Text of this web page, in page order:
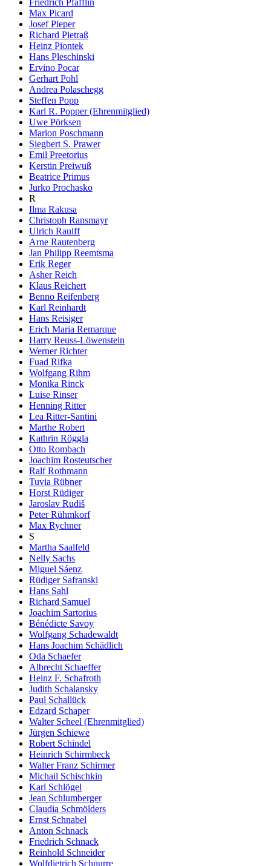
Max Picard
Josef Pieper
Richard Pietraß
Heinz Piontek
Hans Pleschinski
Ervino Pocar
Gerhart Pohl
Andrea Polaschegg
Steffen Popp
Karl R. Popper (Ehrenmitglied)
Uwe Pörksen
Marion Poschmann
Siegbert S. Prawer
Emil Preetorius
Kerstin Preiwuß
Beatrice Primus
Jurko Prochasko
R
Ilma Rakusa
Christoph Ransmayr
Ulrich Raulff
Arne Rautenberg
Jan Philipp Reemtsma
Erik Reger
Asher Reich
Klaus Reichert
Benno Reifenberg
Karl Reinhardt
Hans Reisiger
Erich Maria Remarque
Harry Reuss-Löwenstein
Werner Richter
Fuad Rifka
Wolfgang Rihm
Monika Rinck
Luise Rinser
Henning Ritter
Lea Ritter-Santini
Marthe Robert
Kathrin Röggla
Otto Rombach
Joachim Rosteutscher
Ralf Rothmann
Tuvia Rübner
Horst Rüdiger
Jaroslav Rudiš
Peter Rühmkorf
Max Rychner
S
Martha Saalfeld
Nelly Sachs
Miguel Sáenz
Rüdiger Safranski
Hans Sahl
Richard Samuel
Joachim Sartorius
Bénédicte Savoy
Wolfgang Schadewaldt
Hans Joachim Schädlich
Oda Schaefer
Albrecht Schaeffer
Heinz F. Schafroth
Judith Schalansky
Paul Schallück
Edzard Schaper
Walter Scheel (Ehrenmitglied)
Jürgen Schiewe
Robert Schindel
Heinrich Schirmbeck
Walter Franz Schirmer
Michail Schischkin
Karl Schlögel
Jean Schlumberger
Claudia Schmölders
Ernst Schnabel
Anton Schnack
Friedrich Schnack
Reinhold Schneider
Wolfdietrich Schnurre